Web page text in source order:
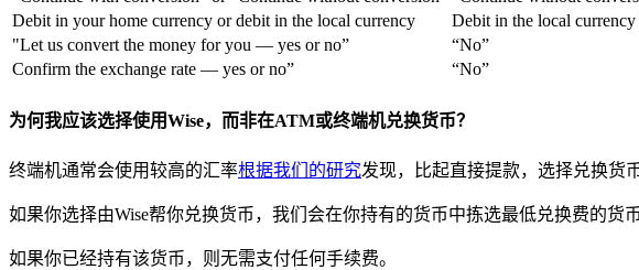
Debit in your home currency or debit in the local currency
Debit in the local
"Let us convert the money for you — yes or no”
“No”
Confirm the exchange rate — yes or no”
“No”
为何我应该选择使用Wise，而非在ATM或终端机兑换货币？
终端机通常会使用较高的汇率根据我们的研究发现，比起直接提款，选择兑换货
如果你选择由Wise帮你兑换货币，我们会在你持有的货币中拣选最低兑换费的货
如果你已经持有该货币，则无需支付任何手续费。